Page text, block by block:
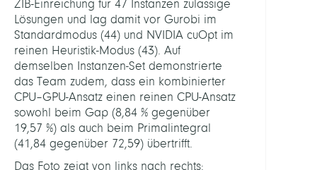
ZIB-Einreichung für 47 Instanzen zulässige
Lösungen und lag damit vor Gurobi im
Standardmodus (44) und NVIDIA cuOpt im
reinen Heuristik-Modus (43). Auf
demselben Instanzen-Set demonstrierte
das Team zudem, dass ein kombinierter
CPU–GPU-Ansatz einen reinen CPU-Ansatz
sowohl beim Gap (8,84 % gegenüber
19,57 %) als auch beim Primalintegral
(41,84 gegenüber 72,59) übertrifft.
Das Foto zeigt von links nach rechts: